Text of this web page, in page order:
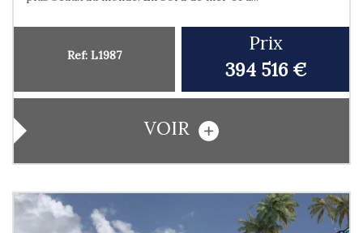
Ref: L1987
Prix
394 516 €
VOIR